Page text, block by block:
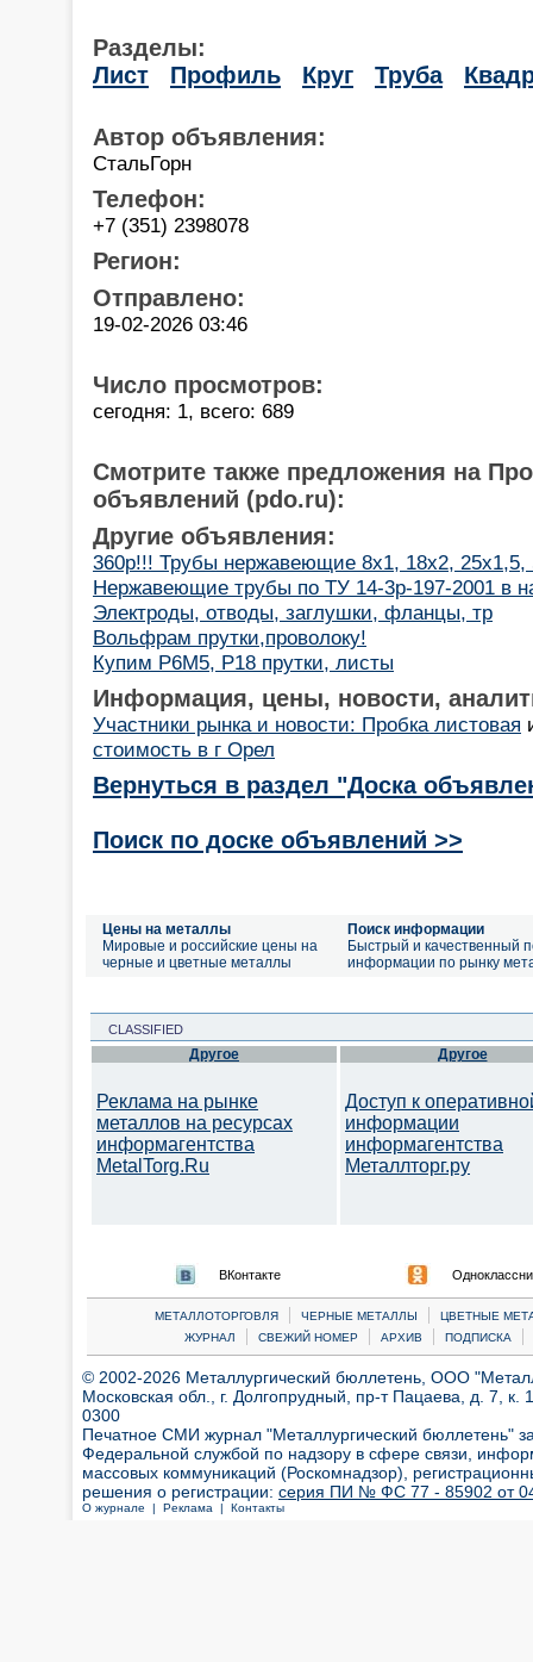
Разделы:
Лист
Профиль Круг Труба
Автор объявления:
СтальГорн
Телефон:
+7 (351) 2398078
Регион:
Отправлено:
19-02-2026 03:46
Число просмотров:
сегодня: 1, всего: 689
Смотрите также предложения на
объявлений (pdo.ru):
Другие объявления:
360р!!! Трубы нержавеющие 8х1, 18х2, 25х1,5,
Нержавеющие трубы по ТУ 14-3р-197-2001 в
Электроды, отводы, заглушки, фланцы, тр
Вольфрам прутки,проволоку!
Купим Р6М5, Р18 прутки, листы
Информация, цены, новости,
Участники рынка и новости: Пробка листовая
стоимость в г Орел
Вернуться в раздел "Доска
Поиск по доске объявлений >>
Цены на металлы
Мировые и российские цены на
черные и цветные металлы
Поиск информации
Быстрый и качественный
информации по рынку
CLASSIFIED
Другое
Реклама на рынке
металлов на ресурсах
информагентства
MetalTorg.Ru
Другое
Доступ к
информации
информагентства
Металлторг.ру
ВКонтакте
МЕТАЛЛОТОРГОВЛЯ | ЧЕРНЫЕ МЕТАЛЛЫ |
ЦВЕТНЫЕ
ЖУРНАЛ
| СВЕЖИЙ НОМЕР | АРХИВ | ПОДПИСКА |
© 2002-2026 Металлургический бюллетень, ООО
Московская обл., г. Долгопрудный, пр-т Пацаева, д. 7,
0300
Печатное СМИ журнал "Металлургический бюллетень"
Федеральной службой по надзору в сфере связи,
массовых коммуникаций (Роскомнадзор),
решения о регистрации: серия ПИ № ФС 77 - 85902 от 04
О журнале | Реклама | Контакты